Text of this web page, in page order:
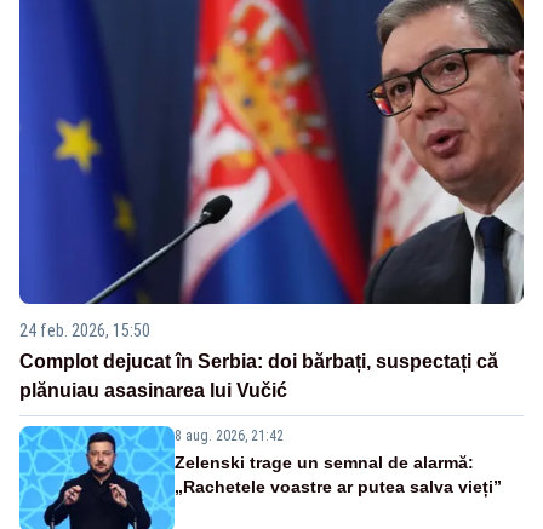
24 feb. 2026, 15:50
Complot dejucat în Serbia: doi bărbați, suspectați că
plănuiau asasinarea lui Vučić
8 aug. 2026, 21:42
Zelenski trage un semnal de alarmă:
„Rachetele voastre ar putea salva vieți”